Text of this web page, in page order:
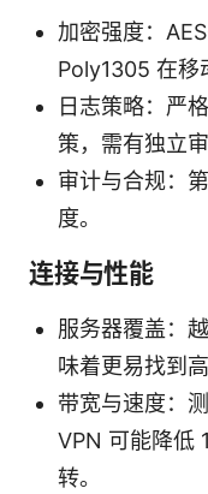
加密强度：
Poly1305 在移
日志策略：严
策，需有独立
审计与合规：
度。
连接与性能
服务器覆盖：
味着更易找到
带宽与速度：
VPN 可能降低
转。